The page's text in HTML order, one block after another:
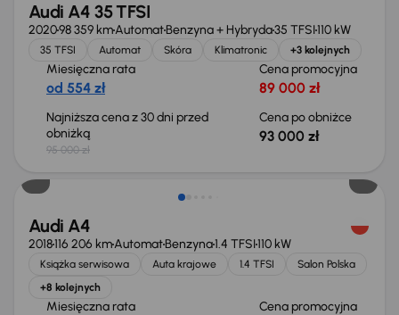
Audi A4 35 TFSI
202098 359 kmAutomatBenzyna + Hybryda35 TFSI110 kW
35 TFSI Automat Skóra Klimatronic +3 kolejnych
Miesięczna rata
od 554 zł
Cena promocyjna
89 000 zł
Najniższa cena z 30 dni przed
obniżką
95 000 zł
Cena po obniżce
93 000 zł
Taniej o 2 000 zł
Audi A4
2018116 206 kmAutomatBenzyna1.4 TFSI110 kW
Książka serwisowa Auta krajowe 1.4 TFSI
Salon Polska
+8 kolejnych
Miesięczna rata Cena promocyjna